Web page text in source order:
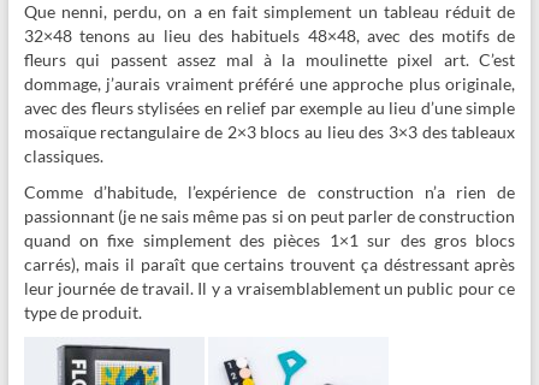
Que nenni, perdu, on a en fait simplement un tableau réduit de
32×48 tenons au lieu des habituels 48×48, avec des motifs de
fleurs qui passent assez mal à la moulinette pixel art. C’est
dommage, j’aurais vraiment préféré une approche plus originale,
avec des fleurs stylisées en relief par exemple au lieu d’une simple
mosaïque rectangulaire de 2×3 blocs au lieu des 3×3 des tableaux
classiques.
Comme d’habitude, l’expérience de construction n’a rien de
passionnant (je ne sais même pas si on peut parler de construction
quand on fixe simplement des pièces 1×1 sur des gros blocs
carrés), mais il paraît que certains trouvent ça déstressant après
leur journée de travail. Il y a vraisemblablement un public pour ce
type de produit.